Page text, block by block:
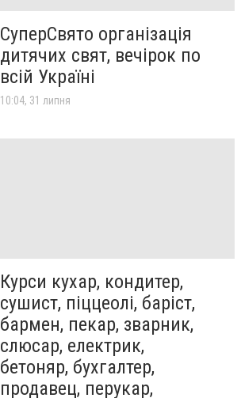
СуперСвято організація
дитячих свят, вечірок по
всій Україні
10:04, 31 липня
Курси кухар, кондитер,
сушист, піццеолі, баріст,
бармен, пекар, зварник,
слюсар, електрик,
бетоняр, бухгалтер,
продавец, перукар,